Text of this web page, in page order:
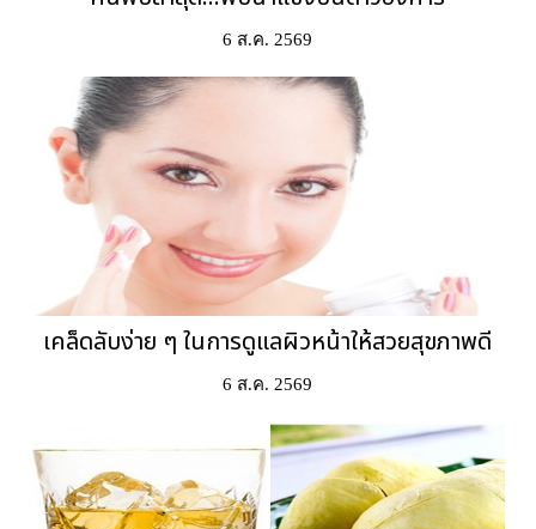
6 ส.ค. 2569
เคล็ดลับง่าย ๆ ในการดูแลผิวหน้าให้สวยสุขภาพดี
6 ส.ค. 2569